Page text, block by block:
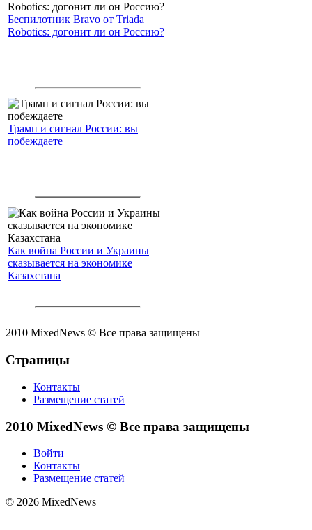
Беспилотник Bravo от Triada
Robotics: догонит ли он Россию?
Трамп и сигнал России: вы
побеждаете
Как война России и Украины
сказывается на экономике
Казахстана
2010 MixedNews © Все права защищены
Страницы
Контакты
Размещение статей
2010 MixedNews © Все права защищены
Войти
Контакты
Размещение статей
© 2026 MixedNews